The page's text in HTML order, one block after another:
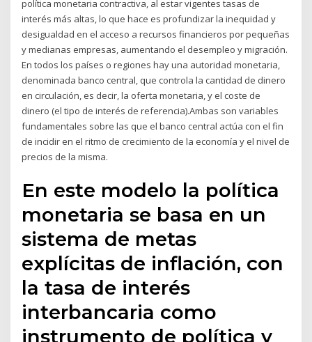
política monetaria contractiva, al estar vigentes tasas de
interés más altas, lo que hace es profundizar la inequidad y
desigualdad en el acceso a recursos financieros por pequeñas
y medianas empresas, aumentando el desempleo y migración.
En todos los países o regiones hay una autoridad monetaria,
denominada banco central, que controla la cantidad de dinero
en circulación, es decir, la oferta monetaria, y el coste de
dinero (el tipo de interés de referencia).Ambas son variables
fundamentales sobre las que el banco central actúa con el fin
de incidir en el ritmo de crecimiento de la economía y el nivel de
precios de la misma.
En este modelo la política
monetaria se basa en un
sistema de metas
explícitas de inflación, con
la tasa de interés
interbancaria como
instrumento de política y